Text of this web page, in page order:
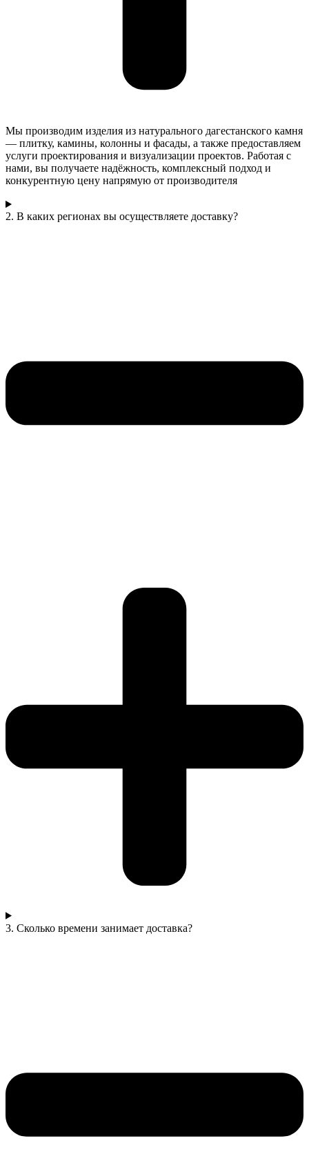
Мы производим изделия из натурального дагестанского камня
— плитку, камины, колонны и фасады, а также предоставляем
услуги проектирования и визуализации проектов. Работая с
нами, вы получаете надёжность, комплексный подход и
конкурентную цену напрямую от производителя
2. В каких регионах вы осуществляете доставку?
3. Сколько времени занимает доставка?